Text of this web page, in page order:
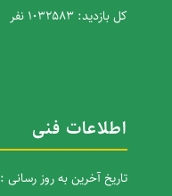
کل بازدید: 1032583 نفر
اطلاعات فنی
تاریخ آخرین به روز رسانی : 1405/05/03 14:31